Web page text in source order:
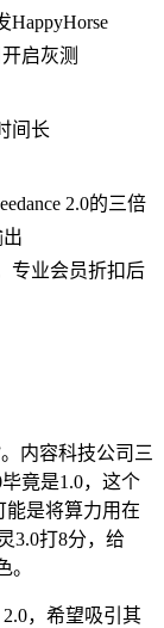
启灰测
间长
2.0的三倍
专业会员折扣后
内容科技公司三
竟是1.0，这个
能是将算力用在
3.0打8分，给
。
2.0，希望吸引其